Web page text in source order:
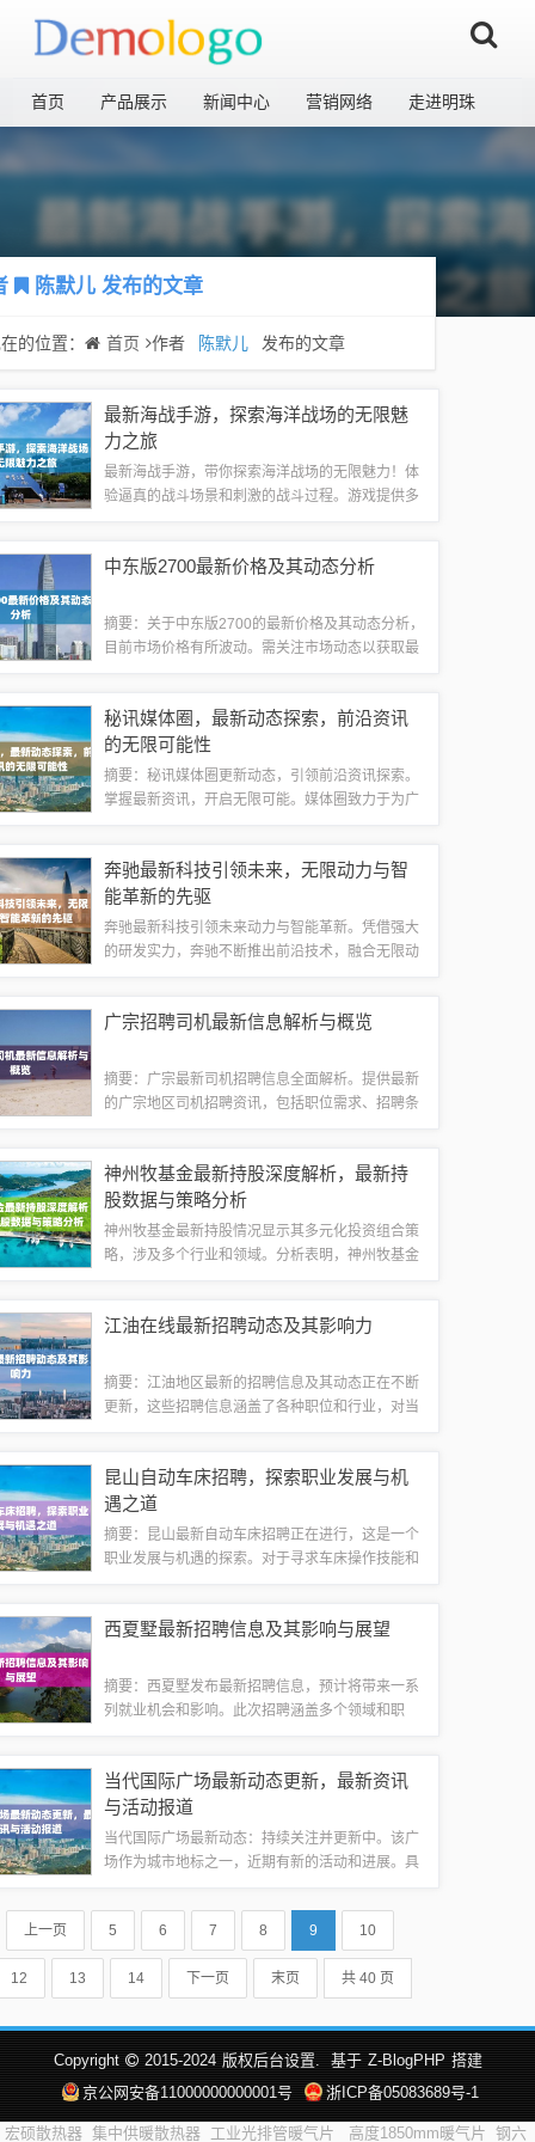
首页 产品展示 新闻中心 营销网络 走进明珠
陈默儿发布的文章
的位置： 首页 作者 陈默儿 发布的文章
最新海战手游，探索海洋战场的无限魅
力之旅
最新海战手游，带你探索海洋战场的无限魅力！体
验逼真的战斗场景和刺激的战斗过程。游戏提供多
成为海洋霸主。游戏画面精美，音效震撼，让...
中东版2700最新价格及其动态分析
摘要：关于中东版2700的最新价格及其动态分析，
目前市场价格有所波动。需关注市场动态以获取最
报告或相关渠道。中东版2700概述中...
秘讯媒体圈，最新动态探索，前沿资讯
的无限可能性
摘要：秘讯媒体圈更新动态，引领前沿资讯探索。
掌握最新资讯，开启无限可能。媒体圈致力于为广
动态，把握时代脉搏。概述秘讯媒体，一种以...
奔驰最新科技引领未来，无限动力与智
能革新的先驱
奔驰最新科技引领未来动力与智能革新。凭借强大
的研发实力，奔驰不断推出前沿技术，融合无限动
能、安全、高效的出行选择。奔驰不断突破技...
广宗招聘司机最新信息解析与概览
摘要：广宗最新司机招聘信息全面解析。提供最新
的广宗地区司机招聘资讯，包括职位需求、招聘条
便及时获取相关资讯并做出合适的选择。广宗...
神州牧基金最新持股深度解析，最新持
股数据与策略分析
神州牧基金最新持股情况显示其多元化投资组合策
略，涉及多个行业和领域。分析表明，神州牧基金
费等领域的关注，同时分散风险，稳健布局。...
江油在线最新招聘动态及其影响力
摘要：江油地区最新的招聘信息及其动态正在不断
更新，这些招聘信息涵盖了各种职位和行业，对当
济的发展和人才的流动。具体招聘信息及其影...
昆山自动车床招聘，探索职业发展与机
遇之道
摘要：昆山最新自动车床招聘正在进行，这是一个
职业发展与机遇的探索。对于寻求车床操作技能和
人职业发展提供了广阔的空间和专业的培训机会...
西夏墅最新招聘信息及其影响与展望
摘要：西夏墅发布最新招聘信息，预计将带来一系
列就业机会和影响。此次招聘涵盖多个领域和职
展将产生积极影响。展望未来，随着招聘活动的...
当代国际广场最新动态更新，最新资讯
与活动报道
当代国际广场最新动态：持续关注并更新中。该广
场作为城市地标之一，近期有新的活动和进展。具
文化体验。敬请期待更多关于当代国际广场的最新
消息。当代国际广场持续更新最新动态，未来...
上一页 5 6 7 8 9 10
12 13 14 下一页 末页 共 40 页
Copyright 2015-2024 版权后台设置. 基于 Z-BlogPHP 搭建
京公网安备11000000000001号
浙ICP备05083689号-1
宏硕散热器 集中供暖散热器 工业光排管暖气片 高度1850mm暖气片 钢六